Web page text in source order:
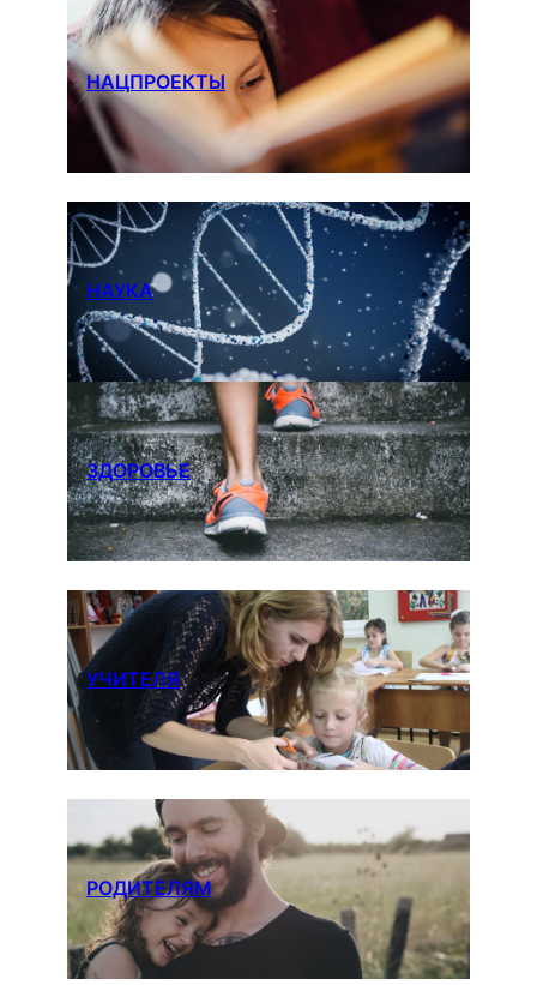
НАЦПРОЕКТЫ
НАУКА
ЗДОРОВЬЕ
УЧИТЕЛЯ
РОДИТЕЛЯМ